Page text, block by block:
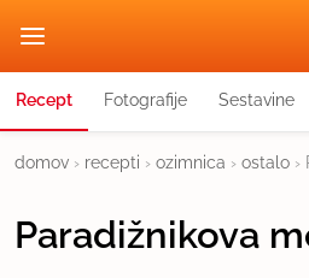
Recept Fotografije Sestavine
domov › recepti › ozimnica › ostalo ›
Paradižnikova